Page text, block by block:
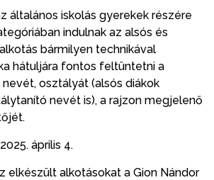
általános iskolás gyerekek részére
indulnak az alsós és
bármilyen technikával
hátuljára fontos feltüntetni a
osztályát (alsós diákok
nevét is), a rajzon megjelenő
április 4.
elkészült alkotásokat a Gion Nándor